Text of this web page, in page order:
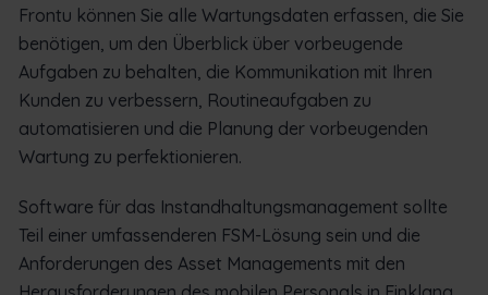
Frontu können Sie alle Wartungsdaten erfassen, die Sie
benötigen, um den Überblick über vorbeugende
Aufgaben zu behalten, die Kommunikation mit Ihren
Kunden zu verbessern, Routineaufgaben zu
automatisieren und die Planung der vorbeugenden
Wartung zu perfektionieren.
Software für das Instandhaltungsmanagement sollte
Teil einer umfassenderen FSM-Lösung sein und die
Anforderungen des Asset Managements mit den